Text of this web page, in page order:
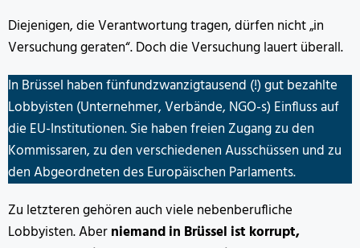
Diejenigen, die Verantwortung tragen, dürfen nicht „in
Versuchung geraten“. Doch die Versuchung lauert überall.
In Brüssel haben fünfundzwanzigtausend (!) gut bezahlte
Lobbyisten (Unternehmer, Verbände, NGO-s) Einfluss auf
die EU-Institutionen. Sie haben freien Zugang zu den
Kommissaren, zu den verschiedenen Ausschüssen und zu
den Abgeordneten des Europäischen Parlaments.
Zu letzteren gehören auch viele nebenberufliche
Lobbyisten. Aberniemand in Brüssel ist korrupt,